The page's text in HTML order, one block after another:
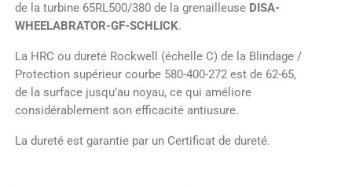
de la turbine 65RL500/380 de la grenailleuse DISA-
WHEELABRATOR-GF-SCHLICK.
La HRC ou dureté Rockwell (échelle C) de la Blindage /
Protection supérieur courbe 580-400-272 est de 62-65,
de la surface jusqu’au noyau, ce qui améliore
considérablement son efficacité antiusure.
La dureté est garantie par un Certificat de dureté.